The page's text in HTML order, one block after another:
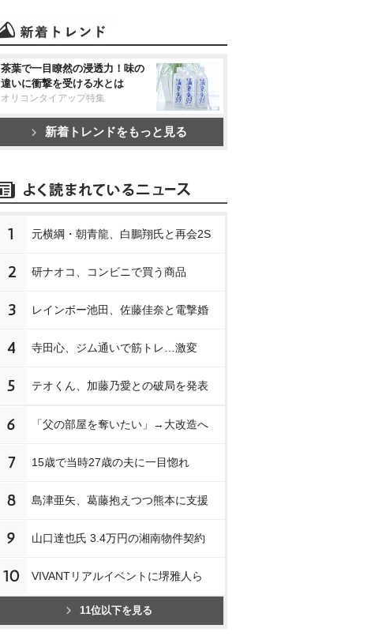
茶葉で一目瞭然の浸透力！味の
違いに衝撃を受ける水とは
オリコンタイアップ特集
新着トレンドをもっと見る
1 元横綱・朝青龍、白鵬翔氏と再会2S
2 研ナオコ、コンビニで買う商品
3 レインボー池田、佐藤佳奈と電撃婚
4 寺田心、ジム通いで筋トレ…激変
5 テオくん、加藤乃愛との破局を発表
6 「父の部屋を奪いたい」→大改造へ
7 15歳で当時27歳の夫に一目惚れ
8 島津亜矢、葛藤抱えつつ熊本に支援
9 山口達也氏 3.4万円の湘南物件契約
10 VIVANTリアルイベントに堺雅人ら
11位以下を見る